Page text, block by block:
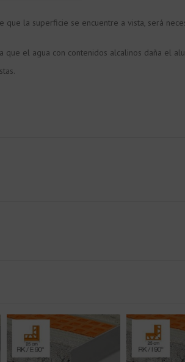
que la superficie se encuentre a vista, será
el agua con contenidos alcalinos daña el